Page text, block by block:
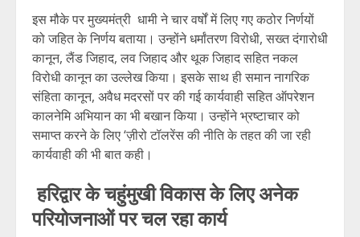
इस मौके पर मुख्यमंत्री धामी ने चार वर्षों में लिए गए कठोर निर्णयों
को जहित के निर्णय बताया। उन्होंने धर्मांतरण विरोधी, सख्त दंगारोधी
कानून, लैंड जिहाद, लव जिहाद और थूक जिहाद सहित नकल
विरोधी कानून का उल्लेख किया। इसके साथ ही समान नागरिक
संहिता कानून, अवैध मदरसों पर की गई कार्यवाही सहित ऑपरेशन
कालनेमि अभियान का भी बखान किया। उन्होंने भ्रष्टाचार को
समाप्त करने के लिए ‘ज़ीरो टॉलरेंस की नीति के तहत की जा रही
कार्यवाही की भी बात कही।
हरिद्वार के चहुंमुखी विकास के लिए अनेक
परियोजनाओं पर चल रहा कार्य